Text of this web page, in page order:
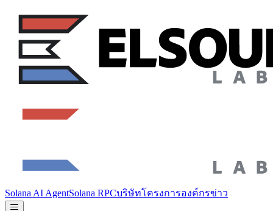
Solana AI AgentSolana RPCบริษัทโครงการองค์กรข่าว